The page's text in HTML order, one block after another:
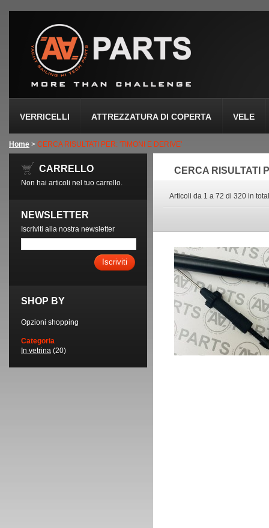
VERRICELLI ATTREZZATURA DI COPERTA VELE
Home > CERCA RISULTATI PER: 'TIMONI E DERIVE'
CERCA RISULTATI
Articoli da 1 a 72 di 320 in
CARRELLO
Non hai articoli nel tuo carrello.
NEWSLETTER
Iscriviti alla nostra newsletter
Iscriviti
SHOP BY
Opzioni shopping
Categoria
In vetrina (20)